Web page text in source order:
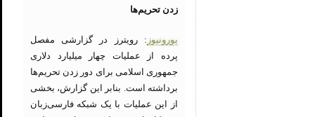
زدن تحریم‌ها
یورونیوز : رویترز در گزارشی مفصل
پرده از عملیات چهار میلیارد دلاری
جمهوری اسلامی برای دور زدن تحریم‌ها
برداشته است. بنابر این گزارش، بخشی
از این عملیات با یک شبکه فارسی‌زبان